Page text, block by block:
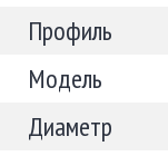
Профиль
Модель
Диаметр